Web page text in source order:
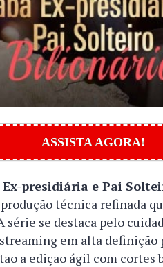
ASSISTA AGORA!
Ex-presidiária e Pai
técnica refinada
se destaca pelo
em alta definição
a edição ágil com cortes